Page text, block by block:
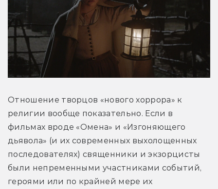
Отношение творцов «нового хоррора» к
религии вообще показательно. Если в
фильмах вроде «Омена» и «Изгоняющего
дьявола» (и их современных выхолощенных
последователях) священники и экзорцисты
были непременными участниками событий,
героями или по крайней мере их